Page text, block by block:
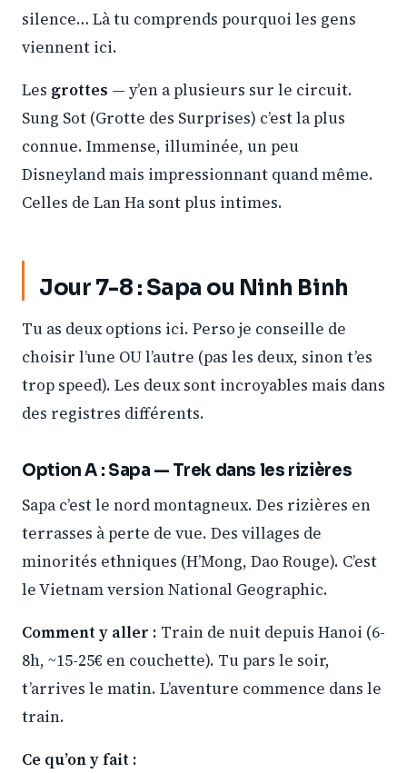
silence… Là tu comprends pourquoi les gens
viennent ici.
Les grottes — y’en a plusieurs sur le circuit.
Sung Sot (Grotte des Surprises) c’est la plus
connue. Immense, illuminée, un peu
Disneyland mais impressionnant quand même.
Celles de Lan Ha sont plus intimes.
Jour 7-8 : Sapa ou Ninh Binh
Tu as deux options ici. Perso je conseille de
choisir l’une OU l’autre (pas les deux, sinon t’es
trop speed). Les deux sont incroyables mais dans
des registres différents.
Option A : Sapa — Trek dans les rizières
Sapa c’est le nord montagneux. Des rizières en
terrasses à perte de vue. Des villages de
minorités ethniques (H’Mong, Dao Rouge). C’est
le Vietnam version National Geographic.
Comment y aller : Train de nuit depuis Hanoi (6-
8h, ~15-25€ en couchette). Tu pars le soir,
t’arrives le matin. L’aventure commence dans le
train.
Ce qu’on y fait :